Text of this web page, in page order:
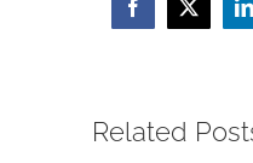
Facebook
X
Related